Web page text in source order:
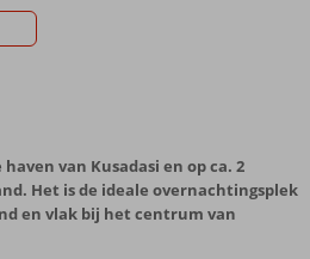
van Kusadasi en op ca. 2
Het is de ideale overnachtingsplek
en vlak bij het centrum van